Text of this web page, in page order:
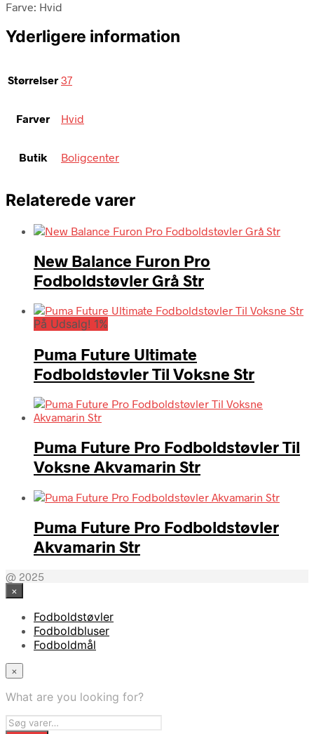
Farve: Hvid
Yderligere information
Størrelser 37
Farver Hvid
Butik Boligcenter
Relaterede varer
New Balance Furon Pro
Fodboldstøvler Grå Str
På Udsalg! 1%
Puma Future Ultimate
Fodboldstøvler Til Voksne Str
Puma Future Pro Fodboldstøvler Til
Voksne Akvamarin Str
Puma Future Pro Fodboldstøvler
Akvamarin Str
@ 2025
×
Fodboldstøvler
Fodboldbluser
Fodboldmål
×
What are you looking for?